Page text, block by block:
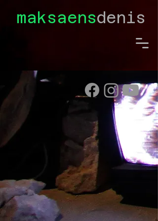
maksaensdenis